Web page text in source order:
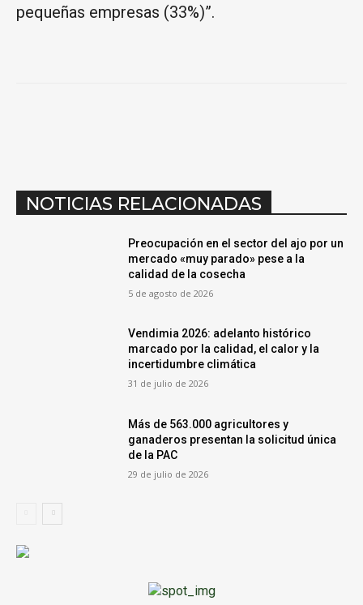
pequeñas empresas (33%)”.
NOTICIAS RELACIONADAS
Preocupación en el sector del ajo por un
mercado «muy parado» pese a la
calidad de la cosecha
5 de agosto de 2026
Vendimia 2026: adelanto histórico
marcado por la calidad, el calor y la
incertidumbre climática
31 de julio de 2026
Más de 563.000 agricultores y
ganaderos presentan la solicitud única
de la PAC
29 de julio de 2026